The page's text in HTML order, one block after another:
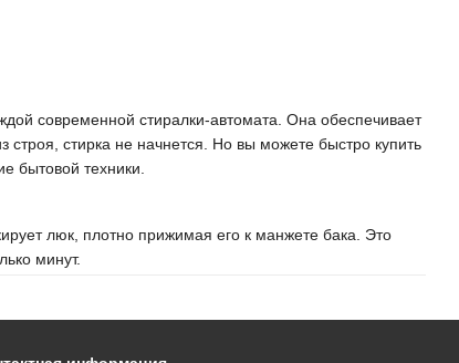
современной стиралки-автомата. Она обеспечивает
стирка не начнется. Но вы можете быстро купить
бытовой техники.
люк, плотно прижимая его к манжете бака. Это
минут.